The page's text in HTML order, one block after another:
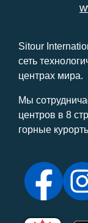
Sitour
сеть
центрах мира.
Мы
центров в 8
горные